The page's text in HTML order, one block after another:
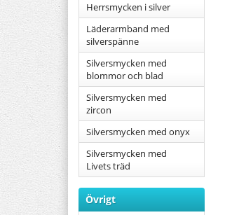
Herrsmycken i silver
Läderarmband med
silverspänne
Silversmycken med
blommor och blad
Silversmycken med
zircon
Silversmycken med onyx
Silversmycken med
Livets träd
Övrigt